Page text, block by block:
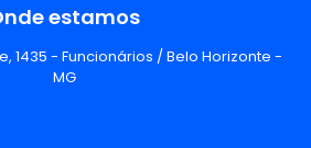
estamos
1435 - Funcionários / Belo Horizonte -
MG